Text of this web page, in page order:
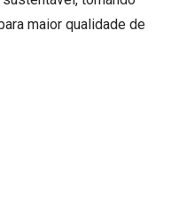
maior qualidade de